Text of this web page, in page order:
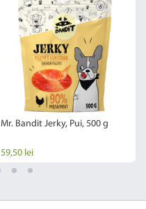
Mr. Bandit Jerky, Pui, 500 g
59,50 lei